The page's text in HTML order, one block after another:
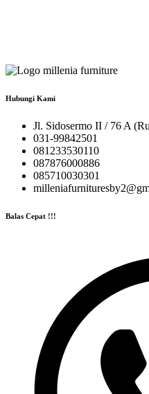
Hubungi Kami
Jl. Sidosermo II / 76 A
031-99842501
081233530110
087876000886
085710030301
Balas Cepat !!!